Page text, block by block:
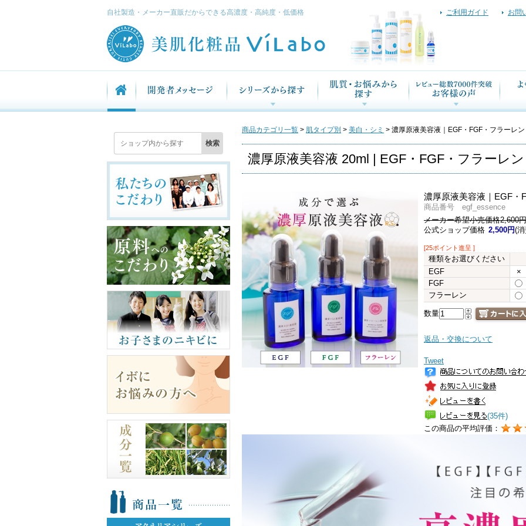
自社製造・メーカー直販だからできる高濃度・高純度・低価格 ご利用ガイド お問
商品カテゴリ一覧 > 肌タイプ別 > 美白・シミ > 濃厚原液美容液｜EGF・FGF・フラーレ
濃厚原液美容液 20ml | EGF・FGF・フラーレン
濃厚原液美容液｜EGF
商品番号 egf_essence
メーカー希望小売価格2,600円
公式ショップ価格 2,500円(
[25ポイント進呈 ]
種類をお選びください
EGF
×
FGF
フラーレン
数量
返品・交換について
Tweet
(35件)
この商品の平均評価：